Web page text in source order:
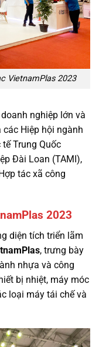
VietnamPlas 2023
nghiệp lớn và
Hiệp hội ngành
Trung Quốc
Đài Loan (TAMI),
tác xã công
2023
diện tích triển lãm
, trưng bày
nhựa và công
bị nhiệt, máy móc
loại máy tái chế và